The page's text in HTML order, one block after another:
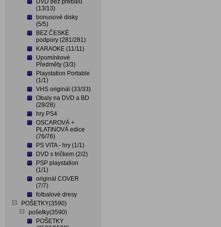
DVD bez přebalu
(13/13)
bonusové disky
(5/5)
BEZ ČESKÉ
podpory (281/281)
KARAOKE (11/11)
Upomínkové
Předměty (3/3)
Playstation Portable
(1/1)
VHS originál (33/33)
Obaly na DVD a BD
(28/28)
hry PS4
OSCAROVÁ +
PLATINOVÁ edice
(76/76)
PS VITA - hry (1/1)
DVD s tričkem (2/2)
PSP playstation
(1/1)
originál COVER
(7/7)
fotbalové dresy
POŠETKY(3590)
pošetky(3590)
POŠETKY